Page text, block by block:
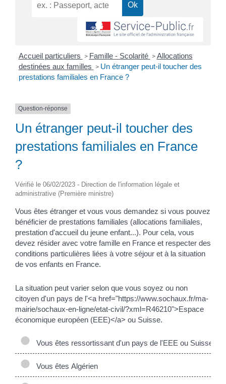
Accueil particuliers > Famille - Scolarité > Allocations
destinées aux familles > Un étranger peut-il toucher des
prestations familiales en France ?
Question-réponse
Un étranger peut-il toucher des
prestations familiales en France
?
Vérifié le 06/02/2023 - Direction de l'information légale et
administrative (Première ministre)
Vous êtes étranger et vous vous demandez si vous pouvez
bénéficier de prestations familiales (allocations familiales,
prestation d'accueil du jeune enfant...). Pour cela, vous
devez résider avec votre famille en France et respecter des
conditions particulières liées à votre séjour et à la situation
de vos enfants en France.
La situation peut varier selon que vous soyez ou non
citoyen d'un pays de l'<a href="https://www.sochaux.fr/ma-
mairie/sochaux-en-ligne/etat-civil/?xml=R46210">Espace
économique européen (EEE)</a> ou Suisse.
Vous êtes ressortissant d'un pays de l'EEE ou Suisse
Vous êtes Algérien